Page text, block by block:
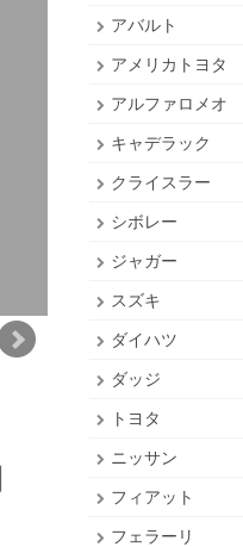
アバルト
アメリカトヨタ
アルファロメオ
キャデラック
クライスラー
シボレー
ジャガー
スズキ
ダイハツ
ダッジ
トヨタ
ニッサン
フィアット
フェラーリ